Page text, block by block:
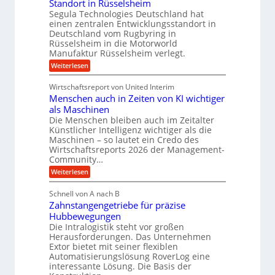
n
M
a
s
c
h
i
n
e
b
a
u
t
t
I
n
d
u
s
t
r
a
l
B
u
s
i
n
e
s
s
E
c
o
s
y
s
t
e
m
v
o
n
s
t
o
f
f
-
W
e
l
l
s
c
h
u
t
z
s
c
h
l
ä
u
c
h
e
i
n
2
2
V
a
Standort in Rüsselsheim
Segula Technologies Deutschland hat
einen zentralen Entwicklungsstandort in
Deutschland vom Rugbyring in
Rüsselsheim in die Motorworld
Manufaktur Rüsselsheim verlegt.
Weiterlesen:
S
g
u
l
a
T
e
c
h
n
o
l
o
g
i
e
s
b
e
z
i
e
h
Wirtschaftsreport von United Interim
Menschen auch in Zeiten von KI wichtiger
als Maschinen
Die Menschen bleiben auch im Zeitalter
Künstlicher Intelligenz wichtiger als die
Maschinen – so lautet ein Credo des
Wirtschaftsreports 2026 der Management-
Community…
Weiterlesen:
M
n
s
c
h
e
n
a
u
c
Schnell von A nach B
Zahnstangengetriebe für präzise
Hubbewegungen
Die Intralogistik steht vor großen
Herausforderungen. Das Unternehmen
Extor bietet mit seiner flexiblen
Automatisierungslösung RoverLog eine
interessante Lösung. Die Basis der